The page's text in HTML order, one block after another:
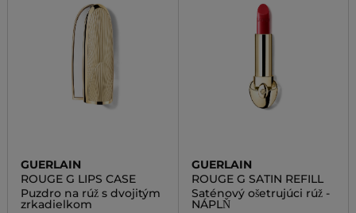
GUERLAIN
ROUGE G LIPS CASE
Puzdro na rúž s dvojitým
zrkadielkom
GUERLAIN
ROUGE G SATIN REFILL
Saténový ošetrujúci rúž -
NÁPLŇ